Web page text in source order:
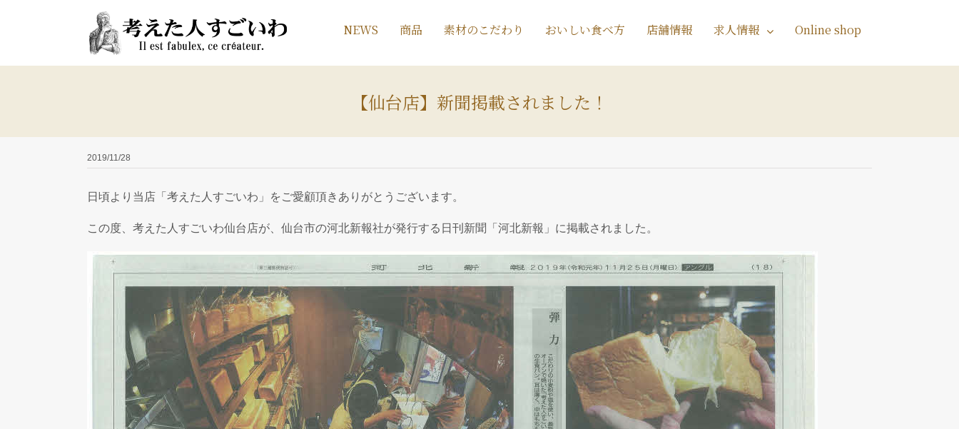
NEWS 商品 素材のこだわり おいしい食べ方 店舗情報 求人情報 Online shop
【仙台店】新聞掲載されました！
2019/11/28
日頃より当店「考えた人すごいわ」をご愛顧頂きありがとうございます。
この度、考えた人すごいわ仙台店が、仙台市の河北新報社が発行する日刊新聞「河北新報」に掲載されました。